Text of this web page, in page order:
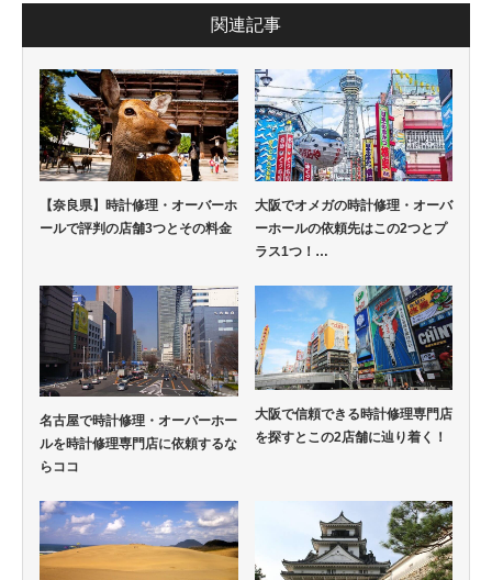
関連記事
【奈良県】時計修理・オーバーホ
ールで評判の店舗3つとその料金
大阪でオメガの時計修理・オーバ
ーホールの依頼先はこの2つとプ
ラス1つ！…
名古屋で時計修理・オーバーホー
ルを時計修理専門店に依頼するな
らココ
大阪で信頼できる時計修理専門店
を探すとこの2店舗に辿り着く！